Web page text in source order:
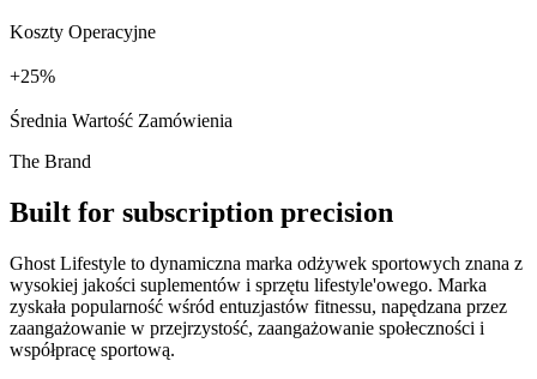
Koszty Operacyjne
+ %
Średnia Wartość Zamówienia
The Brand
Built for subscription precision
Ghost Lifestyle to dynamiczna marka odżywek sportowych znana z
wysokiej jakości suplementów i sprzętu lifestyle'owego. Marka
zyskała popularność wśród entuzjastów fitnessu, napędzana przez
zaangażowanie w przejrzystość, zaangażowanie społeczności i
współpracę sportową.